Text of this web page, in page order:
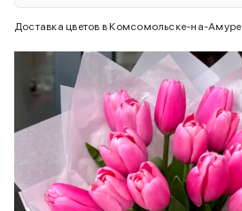
Доставка цветов в Комсомольске-на-Амуре